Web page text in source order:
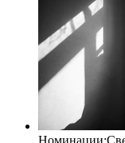
Номинации: